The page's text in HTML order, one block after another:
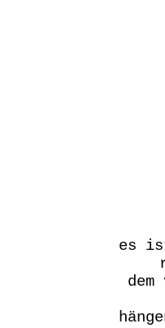
es